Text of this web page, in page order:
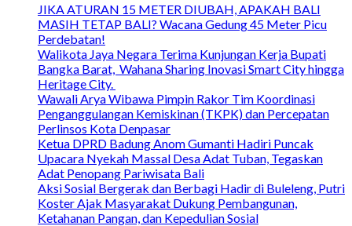
JIKA ATURAN 15 METER DIUBAH, APAKAH BALI
MASIH TETAP BALI? Wacana Gedung 45 Meter Picu
Perdebatan!
Walikota Jaya Negara Terima Kunjungan Kerja Bupati
Bangka Barat, Wahana Sharing Inovasi Smart City hingga
Heritage City.
Wawali Arya Wibawa Pimpin Rakor Tim Koordinasi
Penganggulangan Kemiskinan (TKPK) dan Percepatan
Perlinsos Kota Denpasar
Ketua DPRD Badung Anom Gumanti Hadiri Puncak
Upacara Nyekah Massal Desa Adat Tuban, Tegaskan
Adat Penopang Pariwisata Bali
Aksi Sosial Bergerak dan Berbagi Hadir di Buleleng, Putri
Koster Ajak Masyarakat Dukung Pembangunan,
Ketahanan Pangan, dan Kepedulian Sosial